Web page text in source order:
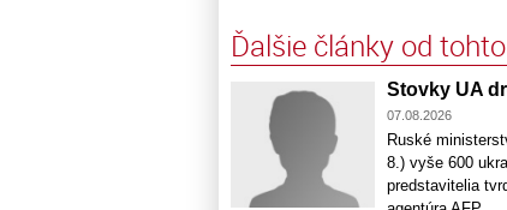
Ďalšie články od
Stovky UA
07.08.2026
Ruské
8.) vyše 600
predstavitelia